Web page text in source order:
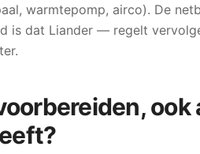
warmtepomp, airco). De
is dat Liander — regelt